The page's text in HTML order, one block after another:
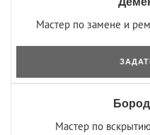
Мастер по замене и
Мастер по